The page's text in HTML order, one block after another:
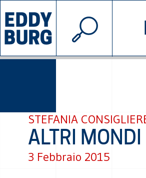
INIZIATIVE
© 2026
STEFANIA
ALTRI MONDI
3 Febbraio 2015